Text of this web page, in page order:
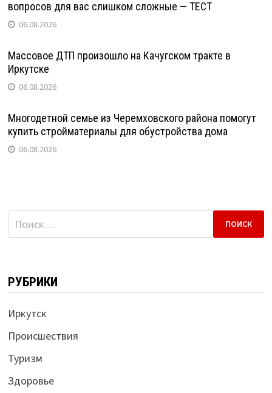
вопросов для вас слишком сложные — ТЕСТ
06.08.2026
Массовое ДТП произошло на Качугском тракте в
Иркутске
06.08.2026
Многодетной семье из Черемховского района помогут
купить стройматериалы для обустройства дома
06.08.2026
Найти:
РУБРИКИ
Иркутск
Происшествия
Туризм
Здоровье